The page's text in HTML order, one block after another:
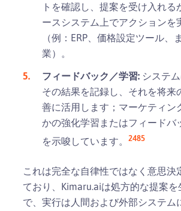
トを確認し、提案を受け入れる
ースシステム上でアクションを
（例：ERP、価格設定ツール、
業）。
フィードバック／学習: システ
その結果を記録し、それを将来
善に活用します；マーケティン
かの強化学習またはフィードバ
を示唆しています。 2485
これは完全な自律性ではなく意思決
ており、Kimaru.aiは処方的な提案
で、実行は人間および外部システム